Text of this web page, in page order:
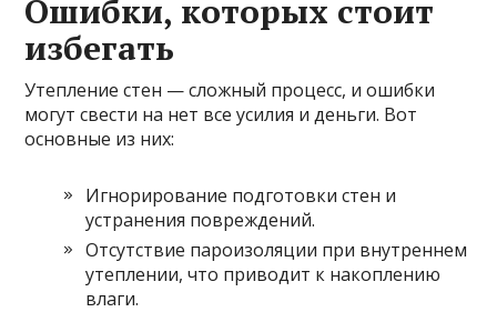
Ошибки, которых стоит
избегать
Утепление стен — сложный процесс, и ошибки
могут свести на нет все усилия и деньги. Вот
основные из них:
Игнорирование подготовки стен и
устранения повреждений.
Отсутствие пароизоляции при внутреннем
утеплении, что приводит к накоплению
влаги.